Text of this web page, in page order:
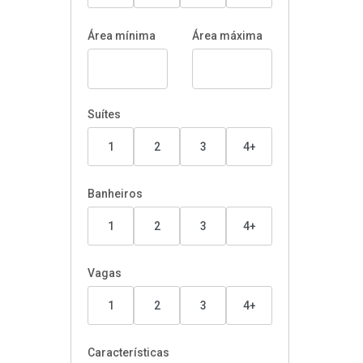
Área mínima Área máxima
Suítes
1 2 3 4+
Banheiros
1 2 3 4+
Vagas
1 2 3 4+
Características